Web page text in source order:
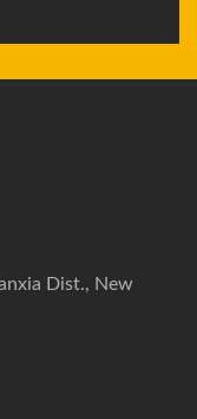
Dist., New